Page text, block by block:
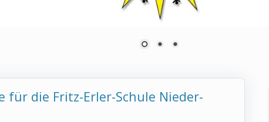
für die Fritz-Erler-Schule Nieder-